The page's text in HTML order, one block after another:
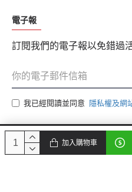
加入購物車
電子報
訂閱我們的電子報以免錯過
我已經閱讀並同意 隱私權及網
版權所有 ©